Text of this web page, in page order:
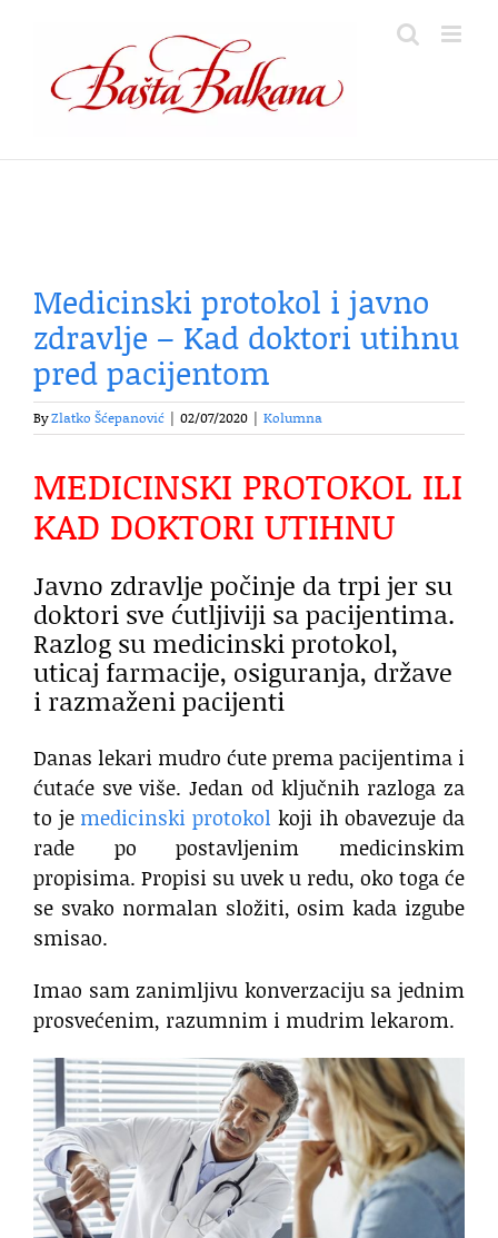
content
Medicinski protokol i javno
zdravlje – Kad doktori utihnu
pred pacijentom
ByZlatko Šćepanović 02/07/2020 Kolumna
MEDICINSKI PROTOKOL ILI
KAD DOKTORI UTIHNU
Javno zdravlje počinje da trpi jer su
doktori sve ćutljiviji sa pacijentima.
Razlog su medicinski protokol,
uticaj farmacije, osiguranja, države
i razmaženi pacijenti
Danas lekari mudro ćute prema pacijentima i
ćutaće sve više. Jedan od ključnih razloga za
to je medicinski protokol koji ih obavezuje da
rade po postavljenim medicinskim
propisima. Propisi su uvek u redu, oko toga će
se svako normalan složiti, osim kada izgube
smisao.
Imao sam zanimljivu konverzaciju sa jednim
prosvećenim, razumnim i mudrim lekarom.